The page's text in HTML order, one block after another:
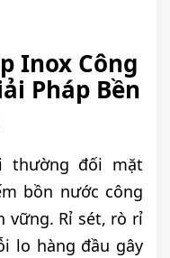
Inox Công
Pháp Bền
thường đối mặt
bồn nước công
vững. Rỉ sét, rò rỉ
lo hàng đầu gây